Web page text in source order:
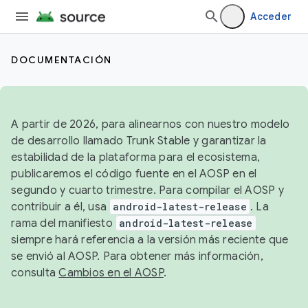
Acceder
DOCUMENTACIÓN
A partir de 2026, para alinearnos con nuestro modelo
de desarrollo llamado Trunk Stable y garantizar la
estabilidad de la plataforma para el ecosistema,
publicaremos el código fuente en el AOSP en el
segundo y cuarto trimestre. Para compilar el AOSP y
contribuir a él, usa android-latest-release . La
rama del manifiesto android-latest-release
siempre hará referencia a la versión más reciente que
se envió al AOSP. Para obtener más información,
consultaCambios en el AOSP.